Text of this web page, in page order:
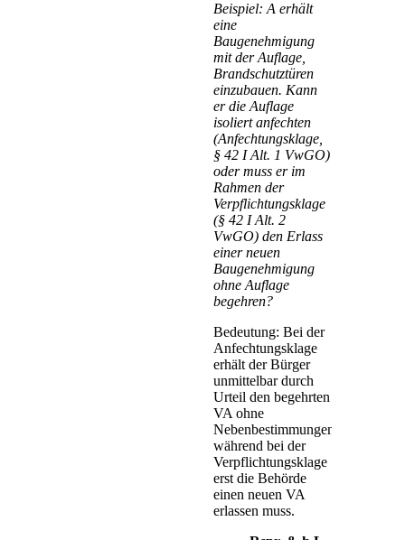
Beispiel: A erhält
eine
Baugenehmigung
mit der Auflage,
Brandschutztüren
einzubauen. Kann
er die Auflage
isoliert anfechten
(Anfechtungsklage,
§ 42 I Alt. 1 VwGO)
oder muss er im
Rahmen der
Verpflichtungsklage
(§ 42 I Alt. 2
VwGO) den Erlass
einer neuen
Baugenehmigung
ohne Auflage
begehren?
Bedeutung: Bei der
Anfechtungsklage
erhält der Bürger
unmittelbar durch
Urteil den begehrten
VA ohne
Nebenbestimmungen,
während bei der
Verpflichtungsklage
erst die Behörde
einen neuen VA
erlassen muss.